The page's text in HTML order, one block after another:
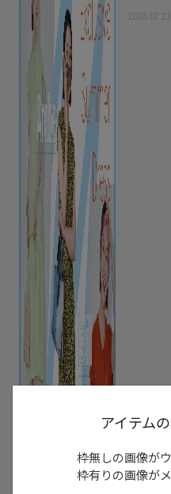
2026.07.23
アイテム
枠無しの画像が
枠有りの画像が